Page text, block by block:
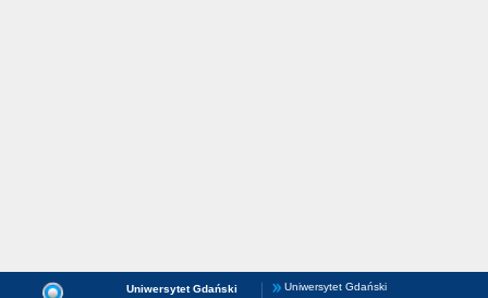
Uniwersytet Gdański Uniwersytet Gdański